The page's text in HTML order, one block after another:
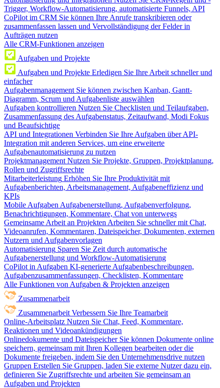
Trigger, Workflow-Automatisierung, automatisierte Funnels, API
CoPilot im CRM Sie können Ihre Anrufe transkribieren oder
zusammenfassen lassen und Vervollständigung der Felder in
Aufträgen nutzen
Alle CRM-Funktionen anzeigen
Aufgaben und Projekte
Aufgaben und Projekte Erledigen Sie Ihre Arbeit schneller und
einfacher
Aufgabenmanagement Sie können zwischen Kanban, Gantt-
Diagramm, Scrum und Aufgabenliste auswählen
Aufgaben kontrollieren Nutzen Sie Checklisten und Teilaufgaben,
Zusammenfassung des Aufgabenstatus, Zeitaufwand, Modi Fokus
und Beaufsichtige
API und Integrationen Verbinden Sie Ihre Aufgaben über API-
Integration mit anderen Services, um eine erweiterte
Aufgabenautomatisierung zu nutzen
Projektmanagement Nutzen Sie Projekte, Gruppen, Projektplanung,
Rollen und Zugriffsrechte
Mitarbeiterleistung Erhöhen Sie Ihre Produktivität mit
Aufgabenberichten, Arbeitsmanagement, Aufgabeneffizienz und
KPIs
Mobile Aufgaben Aufgabenerstellung, Aufgabenverfolgung,
Benachrichtigungen, Kommentare, Chat von unterwegs
Gemeinsame Arbeit an Projekten Arbeiten Sie schneller mit Chat,
Videoanrufen, Kommentaren, Dateispeicher, Dokumenten, externen
Nutzern und Aufgabenvorlagen
Automatisierung Sparen Sie Zeit durch automatische
Aufgabenerstellung und Workflow-Automatisierung
CoPilot in Aufgaben KI-generierte Aufgabenbeschreibungen,
Aufgabenzusammenfassungen, Checklisten, Kommentare
Alle Funktionen von Aufgaben & Projekten anzeigen
Zusammenarbeit
Zusammenarbeit Verbessern Sie Ihre Teamarbeit
Online-Arbeitsplatz Nutzen Sie Chat, Feed, Kommentare,
Reaktionen und Videoankündigungen
Onlinedokumente und Dateispeicher Sie können Dokumente online
speichern, gemeinsam mit Ihren Kollegen bearbeiten oder die
Dokumente freigeben, indem Sie den Unternehmensdrive nutzen
Gruppen Erstellen Sie Gruppen, laden Sie externe Nutzer dazu ein,
definieren Sie Zugriffsrechte und arbeiten Sie gemeinsam an
Aufgaben und Projekten